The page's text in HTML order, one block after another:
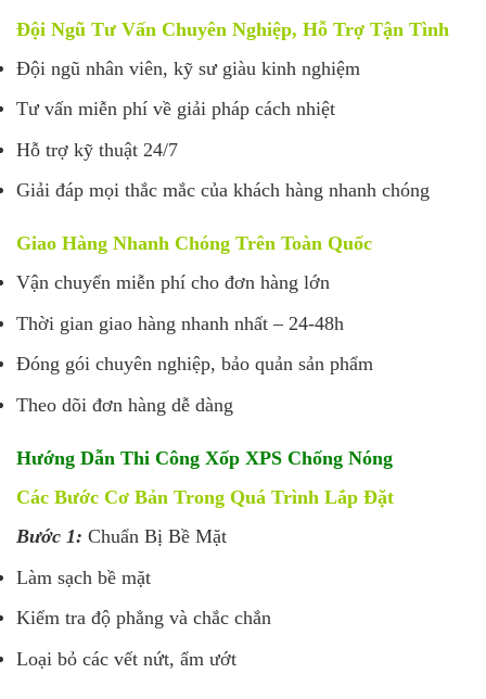
Đội Ngũ Tư Vấn Chuyên Nghiệp, Hỗ Trợ Tận Tình
Đội ngũ nhân viên, kỹ sư giàu kinh nghiệm
Tư vấn miễn phí về giải pháp cách nhiệt
Hỗ trợ kỹ thuật 24/7
Giải đáp mọi thắc mắc của khách hàng nhanh chóng
Giao Hàng Nhanh Chóng Trên Toàn Quốc
Vận chuyển miễn phí cho đơn hàng lớn
Thời gian giao hàng nhanh nhất – 24-48h
Đóng gói chuyên nghiệp, bảo quản sản phẩm
Theo dõi đơn hàng dễ dàng
Hướng Dẫn Thi Công Xốp XPS Chống Nóng
Các Bước Cơ Bản Trong Quá Trình Lắp Đặt
Bước 1: Chuẩn Bị Bề Mặt
Làm sạch bề mặt
Kiểm tra độ phẳng và chắc chắn
Loại bỏ các vết nứt, ẩm ướt